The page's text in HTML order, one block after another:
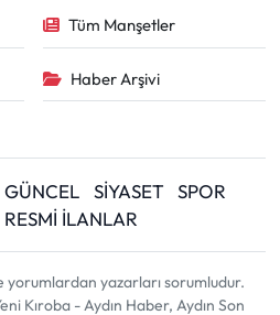
Tüm Manşetler
Haber Arşivi
GÜNCEL SİYASET
SPOR
RESMİ İLANLAR
yorumlardan yazarları sorumludur.
Kıroba - Aydın Haber, Aydın Son